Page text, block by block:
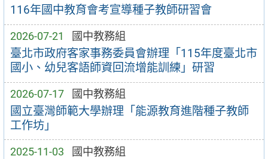
116年國中教育會考宣導種子教師研習會
2026-07-21 國中教務組
臺北市政府客家事務委員會辦理「115年度臺北市
國小、幼兒客語師資回流增能訓練」研習
2026-07-17 國中教務組
國立臺灣師範大學辦理「能源教育進階種子教師
工作坊」
2025-11-03 國中教務組